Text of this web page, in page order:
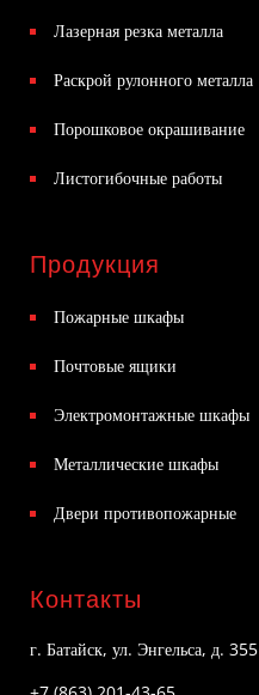
Лазерная резка металла
Раскрой рулонного металла
Порошковое окрашивание
Листогибочные работы
Продукция
Пожарные шкафы
Почтовые ящики
Электромонтажные шкафы
Металлические шкафы
Двери противопожарные
Контакты
г. Батайск, ул. Энгельса, д. 355